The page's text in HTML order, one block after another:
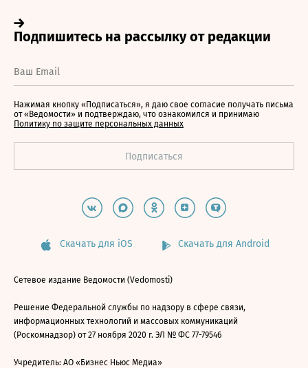
Нажимая кнопку «Подписаться», я даю свое согласие получать письма
от «Ведомости» и подтверждаю, что ознакомился и принимаю
Политику по защите персональных данных
Скачать для iOS Скачать для Android
Сетевое издание Ведомости (Vedomosti)
Решение Федеральной службы по надзору в сфере связи,
информационных технологий и массовых коммуникаций
(Роскомнадзор) от 27 ноября 2020 г. ЭЛ № ФС 77-79546
Учредитель: АО «Бизнес Ньюс Медиа»